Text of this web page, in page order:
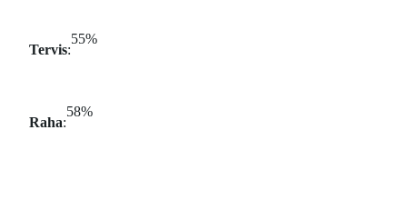
Tervis:
55%
Raha:
58%